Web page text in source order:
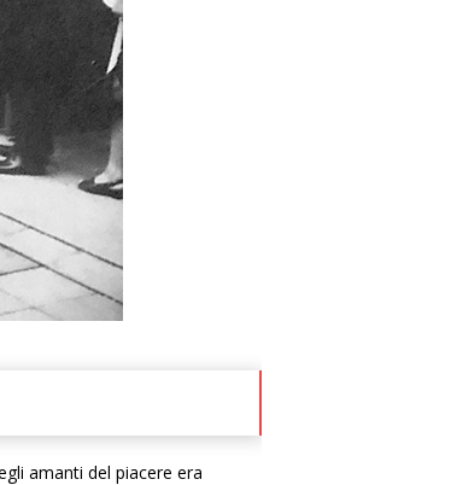
amanti del piacere era